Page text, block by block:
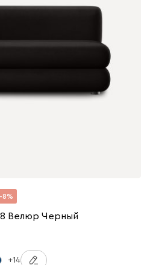
8
Велюр Черный
+14